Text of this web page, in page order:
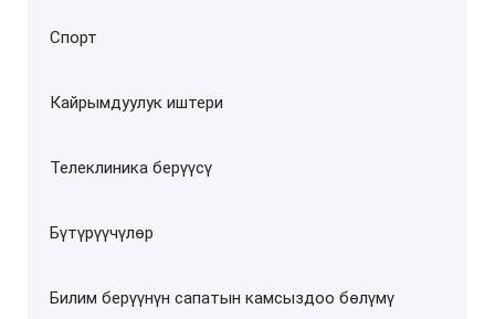
Спорт
Кайрымдуулук иштери
Телеклиника берүүсү
Бүтүрүүчүлөр
Билим берүүнүн сапатын камсыздоо бөлүмү